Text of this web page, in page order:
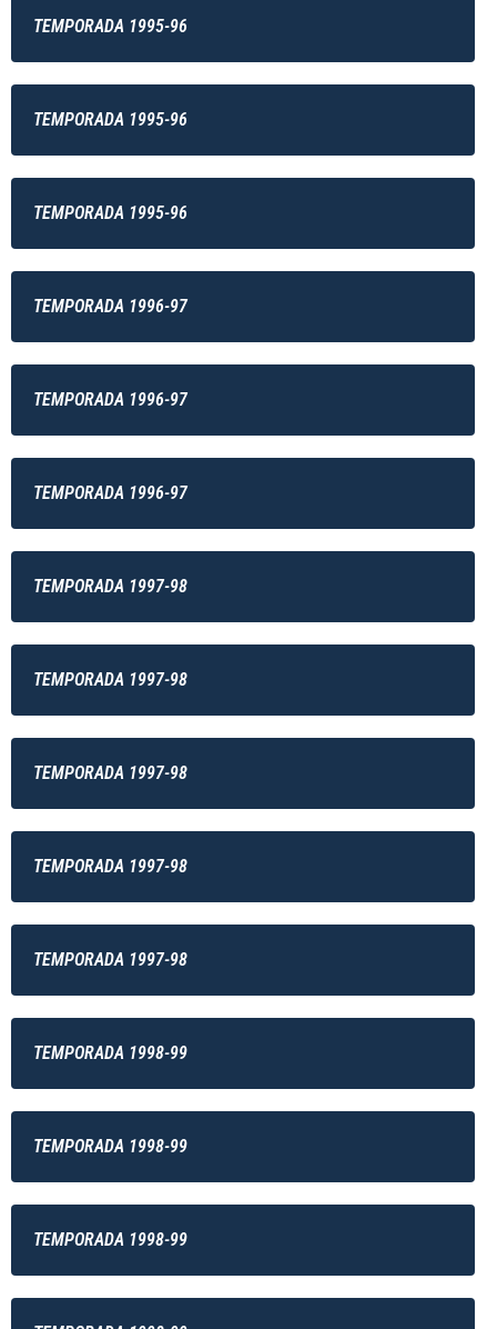
TEMPORADA 1995-96
TEMPORADA 1995-96
TEMPORADA 1995-96
TEMPORADA 1996-97
TEMPORADA 1996-97
TEMPORADA 1996-97
TEMPORADA 1997-98
TEMPORADA 1997-98
TEMPORADA 1997-98
TEMPORADA 1997-98
TEMPORADA 1997-98
TEMPORADA 1998-99
TEMPORADA 1998-99
TEMPORADA 1998-99